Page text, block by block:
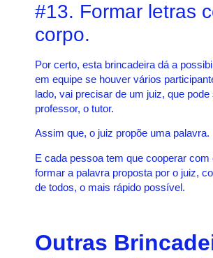
#13. Formar letras
corpo.
Por certo, esta brincadeira dá a
em equipe se houver vários
lado, vai precisar de um juiz, que pode
professor, o tutor.
Assim que, o juiz propõe uma palavra.
E cada pessoa tem que cooperar com
formar a palavra proposta por o juiz,
de todos, o mais rápido possível.
Outras